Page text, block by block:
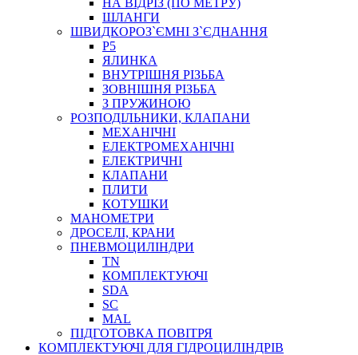
НА ВІДРІЗ (ПО МЕТРУ)
ШЛАНГИ
ШВИДКОРОЗ`ЄМНІ З`ЄДНАННЯ
P5
ЯЛИНКА
ВНУТРІШНЯ РІЗЬБА
ЗОВНІШНЯ РІЗЬБА
З ПРУЖИНОЮ
РОЗПОДІЛЬНИКИ, КЛАПАНИ
МЕХАНІЧНІ
ЕЛЕКТРОМЕХАНІЧНІ
ЕЛЕКТРИЧНІ
КЛАПАНИ
ПЛИТИ
КОТУШКИ
МАНОМЕТРИ
ДРОСЕЛІ, КРАНИ
ПНЕВМОЦИЛІНДРИ
TN
КОМПЛЕКТУЮЧІ
SDA
SC
MAL
ПІДГОТОВКА ПОВІТРЯ
КОМПЛЕКТУЮЧІ ДЛЯ ГІДРОЦИЛІНДРІВ